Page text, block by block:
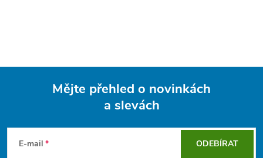
Mějte přehled o novinkách
a slevách
E-mail ODEBÍRAT